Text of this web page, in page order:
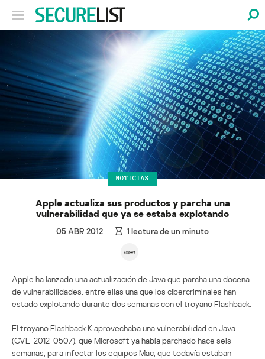
NOTICIAS
Apple actualiza sus productos y parcha una
vulnerabilidad que ya se estaba explotando
05 ABR 2012 1 lectura de un minuto
Apple ha lanzado una actualización de Java que parcha una docena
de vulnerabilidades, entre ellas una que los cibercriminales han
estado explotando durante dos semanas con el troyano Flashback.
El troyano Flashback.K aprovechaba una vulnerabilidad en Java
(CVE-2012-0507), que Microsoft ya había parchado hace seis
semanas, para infectar los equipos Mac, que todavía estaban